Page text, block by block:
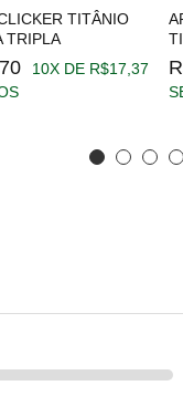
TITÂNIO
TRIPLA
10X DE R$17,37